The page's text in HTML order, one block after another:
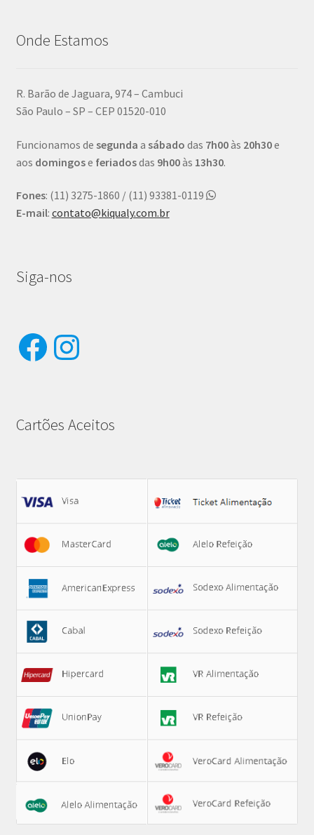
Onde Estamos
R. Barão de Jaguara, 974 – Cambuci
São Paulo – SP – CEP 01520-010
Funcionamos de segunda a sábado das 7h00às 20h30e
aos domingose feriadosdas 9h00às 13h30.
Fones: (11) 3275-1860 / (11) 93381-0119
E-mail: contato@kiqualy.com.br
Siga-nos
Facebook
Instagram
Cartões Aceitos